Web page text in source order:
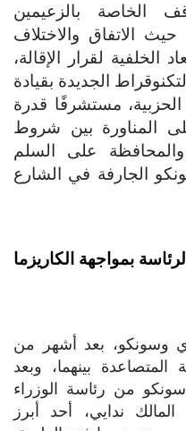
بالزعيمين
الاتفاق والاختلاف
لقرار الإقالة،
الجديدة بقيادة
مستشرفًا قدرة
المناورة بين شروط
على السلم
في الشارع
بمواجهة الكاريزما
بعد أشهر من
بينهما، وبعد
سونكو من رئاسة الوزراء
ندايي، أحد أبرز